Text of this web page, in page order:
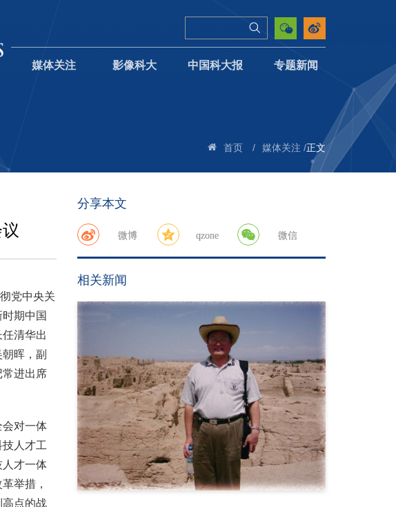
媒体关注 影像科大 中国科大报 专题新闻
首页 / 媒体关注 /正文
党中央关
期中国
清华出
晖，副
常进出席
会对一体
人才工
人才一体
举措，
高点的战
分享本文
微博 qzone 微信
相关新闻